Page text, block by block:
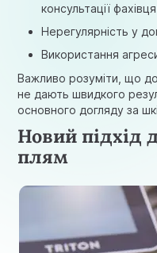
консультації
Нерегулярність у
Використання
Важливо розуміти, що
не дають швидкого
основного догляду за
Новий підхід
плям